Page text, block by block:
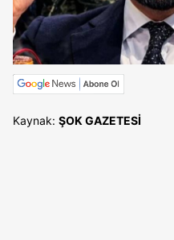
Kaynak: ŞOK GAZETESİ